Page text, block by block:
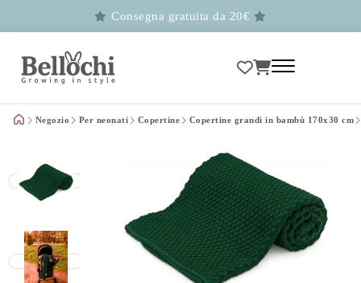
Consegna gratuita da 20€
Negozio Per neonati Copertine Copertine grandi in bambù 170x30 cm